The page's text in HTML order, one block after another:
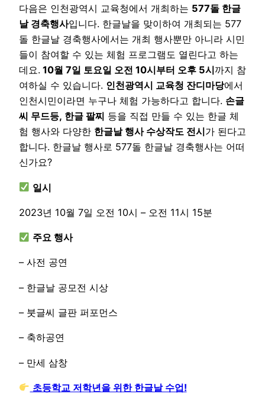
다음은 인천광역시 교육청에서 개최하는 577돌 한글
날 경축행사입니다. 한글날을 맞이하여 개최되는 577
돌 한글날 경축행사에서는 개최 행사뿐만 아니라 시민
들이 참여할 수 있는 체험 프로그램도 열린다고 하는
데요. 10월 7일 토요일 오전 10시부터 오후 5시까지 참
여하실 수 있습니다. 인천광역시 교육청 잔디마당에서
인천시민이라면 누구나 체험 가능하다고 합니다. 손글
씨 무드등, 한글 팔찌 등을 직접 만들 수 있는 한글 체
험 행사와 다양한 한글날 행사 수상작도 전시가 된다고
합니다. 한글날 행사로 577돌 한글날 경축행사는 어떠
신가요?
일시
2023년 10월 7일 오전 10시 – 오전 11시 15분
주요 행사
– 사전 공연
– 한글날 공모전 시상
– 붓글씨 글판 퍼포먼스
– 축하공연
– 만세 삼창
초등학교 저학년을 위한 한글날 수업!